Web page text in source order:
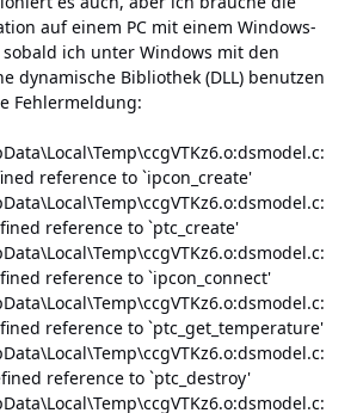
auf einem PC mit einem Windows-
ich unter Windows mit den
dynamische Bibliothek (DLL) benutzen
Fehlermeldung:
reference to `ipcon_create'
reference to `ptc_create'
reference to `ipcon_connect'
reference to `ptc_get_temperature'
reference to `ptc_destroy'